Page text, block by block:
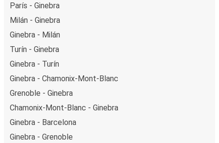
París - Ginebra
Milán - Ginebra
Ginebra - Milán
Turín - Ginebra
Ginebra - Turín
Ginebra - Chamonix-Mont-Blanc
Grenoble - Ginebra
Chamonix-Mont-Blanc - Ginebra
Ginebra - Barcelona
Ginebra - Grenoble